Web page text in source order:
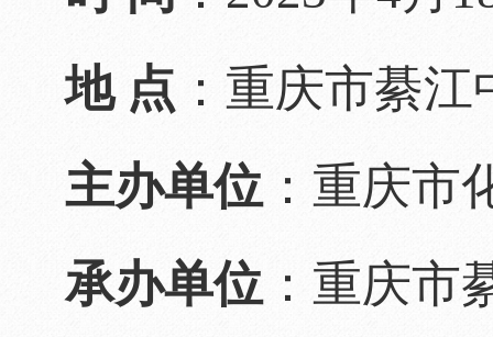
地 点 ：重庆市綦
主办单位：重庆市
承办单位：重庆市